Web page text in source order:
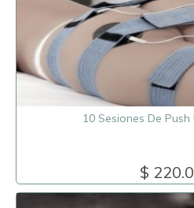
10 Sesiones De
$